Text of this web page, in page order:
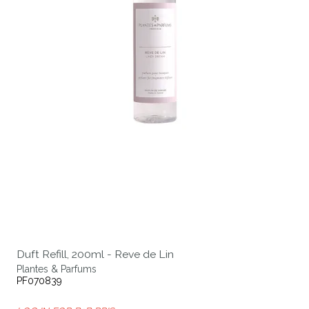
Duft Refill, 200ml - Reve de Lin
Plantes & Parfums
PF070839